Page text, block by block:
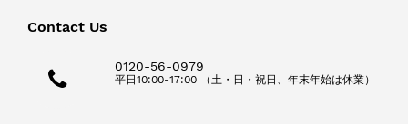
Contact Us
0120-56-0979
平日10:00-17:00 （土・日・祝日、年末年始は休業）